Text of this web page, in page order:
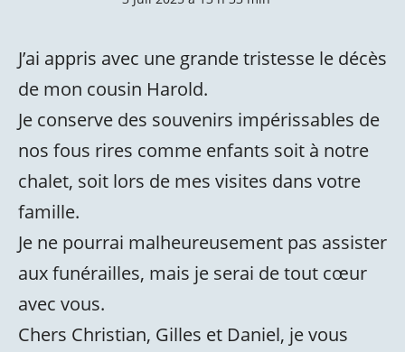
J’ai appris avec une grande tristesse le décès
de mon cousin Harold.
Je conserve des souvenirs impérissables de
nos fous rires comme enfants soit à notre
chalet, soit lors de mes visites dans votre
famille.
Je ne pourrai malheureusement pas assister
aux funérailles, mais je serai de tout cœur
avec vous.
Chers Christian, Gilles et Daniel, je vous